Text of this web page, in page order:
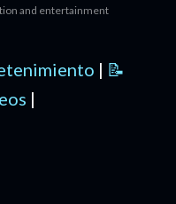
and entertainment
| 📝
|